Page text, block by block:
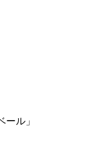
ル」